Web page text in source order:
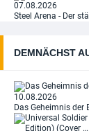
07.08.2026
Steel Arena - Der
DEMNÄCHST
10.08.2026
Das Geheimnis